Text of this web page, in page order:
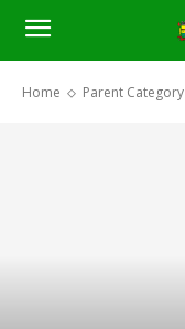
Home Parent Category